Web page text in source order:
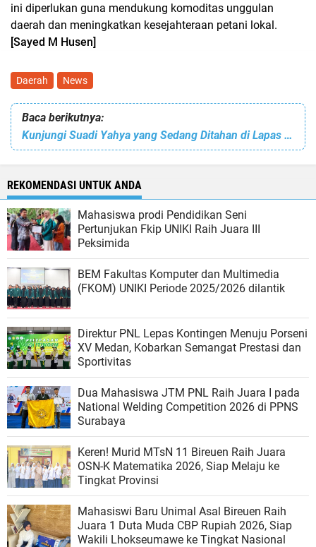
ini diperlukan guna mendukung komoditas unggulan
daerah dan meningkatkan kesejahteraan petani lokal.
[Sayed M Husen]
Daerah News
Baca berikutnya:
Kunjungi Suadi Yahya yang Sedang Ditahan di Lapas Lhokseumawe, Ini Pesan Dandim Aceh Utara
REKOMENDASI UNTUK ANDA
Mahasiswa prodi Pendidikan Seni
Pertunjukan Fkip UNIKI Raih Juara III
Peksimida
BEM Fakultas Komputer dan Multimedia
(FKOM) UNIKI Periode 2025/2026 dilantik
Direktur PNL Lepas Kontingen Menuju Porseni
XV Medan, Kobarkan Semangat Prestasi dan
Sportivitas
Dua Mahasiswa JTM PNL Raih Juara I pada
National Welding Competition 2026 di PPNS
Surabaya
Keren! Murid MTsN 11 Bireuen Raih Juara
OSN-K Matematika 2026, Siap Melaju ke
Tingkat Provinsi
Mahasiswi Baru Unimal Asal Bireuen Raih
Juara 1 Duta Muda CBP Rupiah 2026, Siap
Wakili Lhokseumawe ke Tingkat Nasional